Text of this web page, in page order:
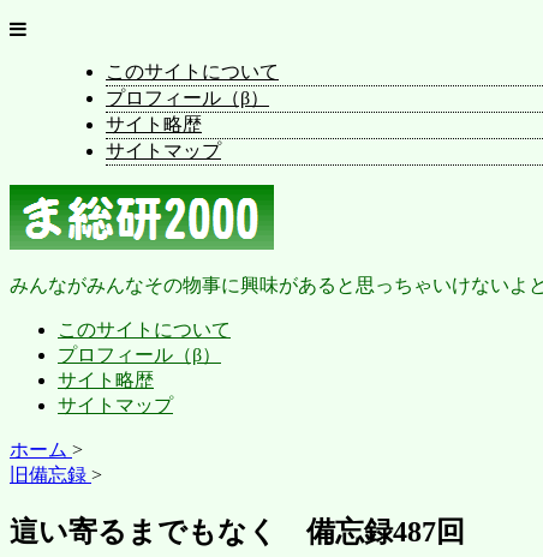
このサイトについて
プロフィール（β）
サイト略歴
サイトマップ
みんながみんなその物事に興味があると思っちゃいけないよ
このサイトについて
プロフィール（β）
サイト略歴
サイトマップ
ホーム >
旧備忘録 >
這い寄るまでもなく 備忘録487回